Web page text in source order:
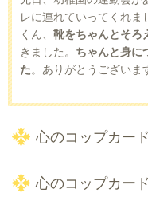
レに連れていってくれま
くん、 靴をちゃんとそろ
きました。 ちゃんと身に
た。ありがとうございま
心のコップカー
心のコップカー